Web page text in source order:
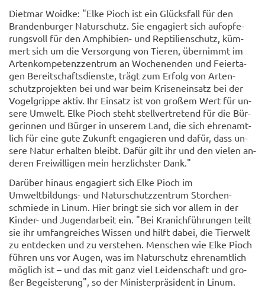
Diet­mar Wo­id­ke: "Elke Pioch ist ein Glücks­fall für den
Bran­den­bur­ger Na­tur­schutz. Sie en­ga­giert sich auf­op­fe­
rungs­voll für den Amphibien-​ und Rep­ti­li­en­schutz, küm­
mert sich um die Ver­sor­gung von Tie­ren, über­nimmt im
Ar­ten­kom­pe­tenz­zen­trum an Wo­chen­en­den und Fei­er­ta­
gen Be­reit­schafts­diens­te, trägt zum Er­folg von Ar­ten­
schutz­pro­jek­ten bei und war beim Kri­sen­ein­satz bei der
Vo­gel­grip­pe aktiv. Ihr Ein­satz ist von gro­ßem Wert für un­
se­re Um­welt. Elke Pioch steht stell­ver­tre­tend für die Bür­
ge­rin­nen und Bür­ger in un­se­rem Land, die sich eh­ren­amt­
lich für eine gute Zu­kunft en­ga­gie­ren und dafür, dass un­
se­re Natur er­hal­ten bleibt. Dafür gilt ihr und den vie­len an­
de­ren Frei­wil­li­gen mein herz­lichs­ter Dank."
Dar­über hin­aus en­ga­giert sich Elke Pioch im
Umweltbildungs-​ und Na­tur­schutz­zen­trum Stor­chen­
schmie­de in Linum. Hier bringt sie sich vor allem in der
Kinder-​ und Ju­gend­ar­beit ein. "Bei Kra­nich­füh­run­gen teilt
sie ihr um­fang­rei­ches Wis­sen und hilft dabei, die Tier­welt
zu ent­de­cken und zu ver­ste­hen. Men­schen wie Elke Pioch
füh­ren uns vor Augen, was im Na­tur­schutz eh­ren­amt­lich
mög­lich ist – und das mit ganz viel Lei­den­schaft und gro­
ßer Be­geis­te­rung", so der Mi­nis­ter­prä­si­dent in Linum.